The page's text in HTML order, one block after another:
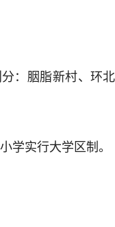
：胭脂新村、环
学实行大学区制。